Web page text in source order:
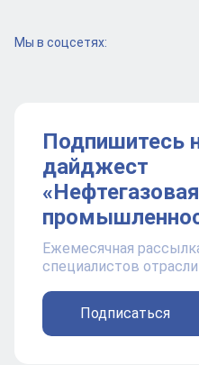
Мы в соцсетях:
Подпишитесь
дайджест
«Нефтегазовая
Ежемесячная
специалистов отрасли
Подписаться